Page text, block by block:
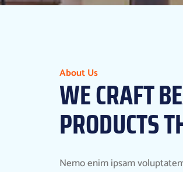
About Us
WE CRAFT
PRODUCTS
Nemo enim ipsam